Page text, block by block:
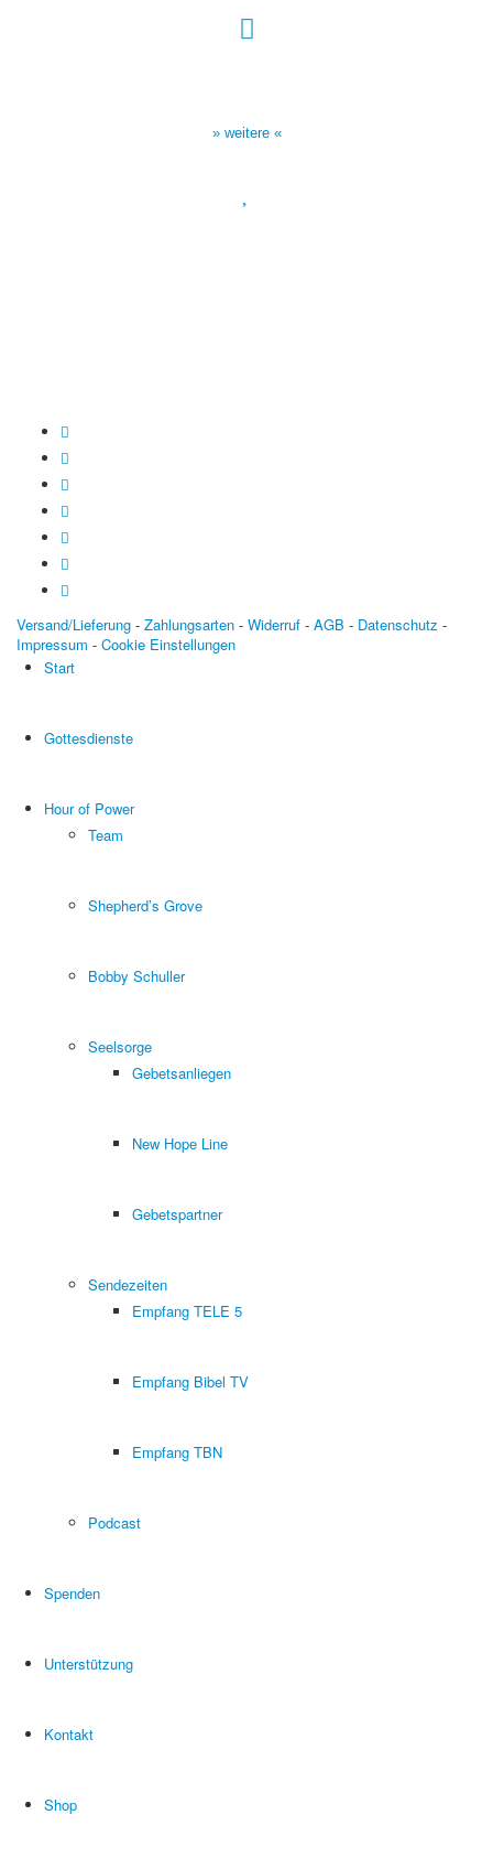
» weitere «
Versand/Lieferung - Zahlungsarten - Widerruf - AGB - Datenschutz -
Impressum - Cookie Einstellungen
Start
Gottesdienste
Hour of Power
Team
Shepherd’s Grove
Bobby Schuller
Seelsorge
Gebetsanliegen
New Hope Line
Gebetspartner
Sendezeiten
Empfang TELE 5
Empfang Bibel TV
Empfang TBN
Podcast
Spenden
Unterstützung
Kontakt
Shop